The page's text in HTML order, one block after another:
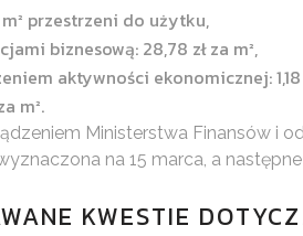
m² przestrzeni do użytku,
biznesową: 28,78 zł za m²,
aktywności ekonomicznej: 1,18
m².
Ministerstwa Finansów i
na 15 marca, a następne
KWESTIE